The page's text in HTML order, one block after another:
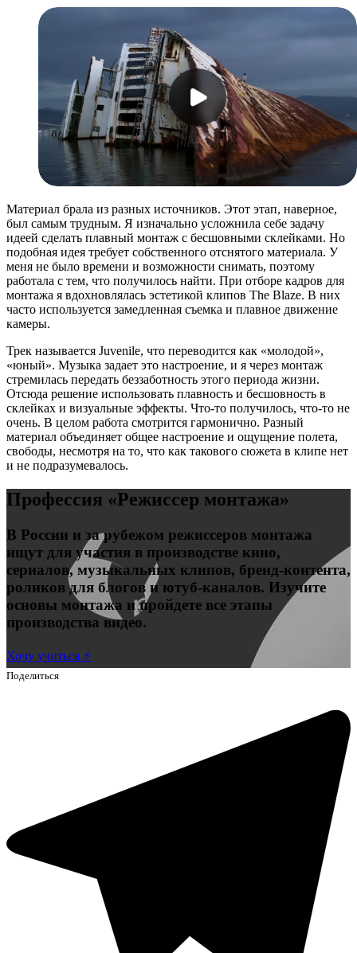
Материал брала из разных источников. Этот этап, наверное,
был самым трудным. Я изначально усложнила себе задачу
идеей сделать плавный монтаж с бесшовными склейками. Но
подобная идея требует собственного отснятого материала. У
меня не было времени и возможности снимать, поэтому
работала с тем, что получилось найти. При отборе кадров для
монтажа я вдохновлялась эстетикой клипов The Blaze. В них
часто используется замедленная съемка и плавное движение
камеры.
Трек называется Juvenile, что переводится как «молодой»,
«юный». Музыка задает это настроение, и я через монтаж
стремилась передать беззаботность этого периода жизни.
Отсюда решение использовать плавность и бесшовность в
склейках и визуальные эффекты. Что-то получилось, что-то не
очень. В целом работа смотрится гармонично. Разный
материал объединяет общее настроение и ощущение полета,
свободы, несмотря на то, что как такового сюжета в клипе нет
и не подразумевалось.
Профессия «Режиссер монтажа»
В России и за рубежом режиссеров монтажа
ищут для участия в производстве кино,
сериалов, музыкальных клипов, бренд-контента,
роликов для блогов и ютуб-каналов. Изучите
основы монтажа и пройдете все этапы
производства видео.
Хочу учиться ⚡️
Поделиться